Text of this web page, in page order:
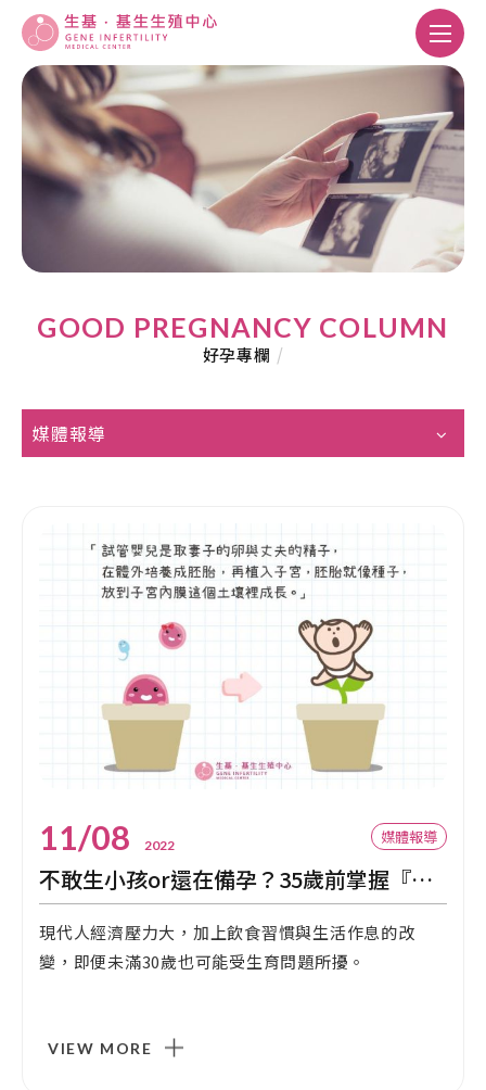
GOOD PREGNANCY COLUMN
好孕專欄 /
媒體報導
11/08 2022 媒體報導
不敢生小孩or還在備孕？35歲前掌握『良娠』吉時 政府『好孕』補助中
現代人經濟壓力大，加上飲食習慣與生活作息的改
變，即便未滿30歲也可能受生育問題所擾。
VIEW MORE